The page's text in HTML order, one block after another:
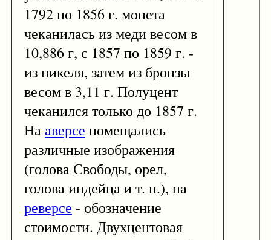
1792 по 1856 г. монета
чеканилась из меди весом в
10,886 г, с 1857 по 1859 г. -
из никеля, затем из бронзы
весом в 3,11 г. Полуцент
чеканился только до 1857 г.
Нааверсе помещались
различные изображения
(голова Свободы, орел,
голова индейца и т. п.), на
реверсе - обозначение
стоимости. Двухцентовая